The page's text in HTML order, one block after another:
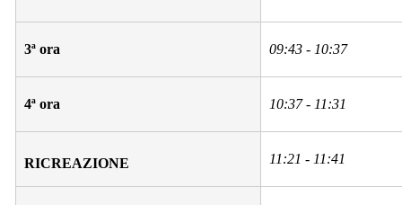
3ª ora 09:43 - 10:37
4ª ora 10:37 - 11:31
RICREAZIONE 11:21 - 11:41